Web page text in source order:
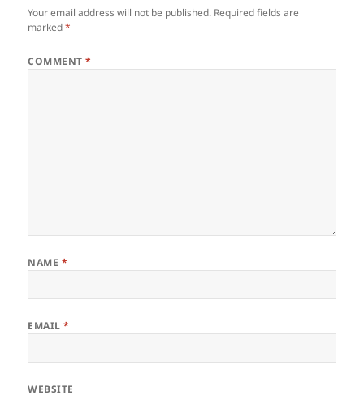
Your email address will not be published. Required fields are
marked*
COMMENT*
NAME *
EMAIL*
WEBSITE